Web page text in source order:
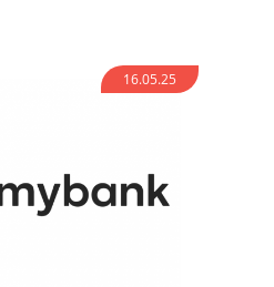
16.05.25